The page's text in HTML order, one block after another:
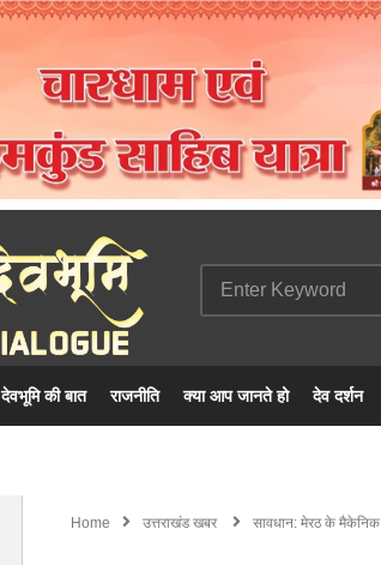
देवभूमि की बात राजनीति क्या आप जानते हो देव दर्शन
Home उत्तराखंड खबर सावधान: मेरठ के